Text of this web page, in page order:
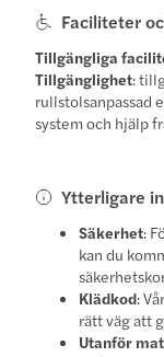
Faciliteter
Tillgängliga
Tillgänglighet:
rullstolsanpassad
system och hjälp
Ytterligare
Säkerhet:
kan du
Klädkod:
rätt väg att
Utanför mat